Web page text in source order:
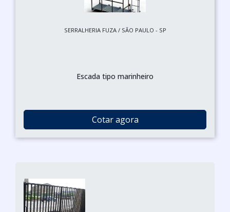
SERRALHERIA FUZA / SÃO PAULO - SP
Escada tipo marinheiro
Cotar agora